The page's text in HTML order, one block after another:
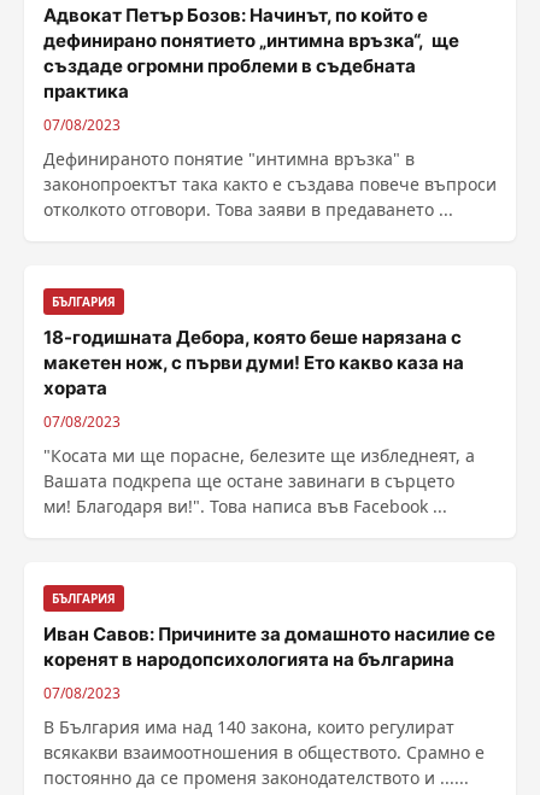
Адвокат Петър Бозов: Начинът, по който е
дефинирано понятието „интимна връзка“, ще
създаде огромни проблеми в съдебната
практика
07/08/2023
Дефинираното понятие "интимна връзка" в
законопроектът така както е създава повече въпроси
отколкото отговори. Това заяви в предаването ...
БЪЛГАРИЯ
18-годишната Дебора, която беше нарязана с
макетен нож, с първи думи! Ето какво каза на
хората
07/08/2023
"Косата ми ще порасне, белезите ще избледнеят, а
Вашата подкрепа ще остане завинаги в сърцето
ми! Благодаря ви!". Това написа във Facebook ...
БЪЛГАРИЯ
Иван Савов: Причините за домашното насилие се
коренят в народопсихологията на българина
07/08/2023
В България има над 140 закона, които регулират
всякакви взаимоотношения в обществото. Срамно е
постоянно да се променя законодателството и ......